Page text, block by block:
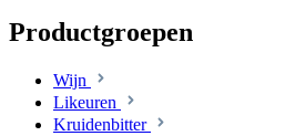
Productgroepen
Wijn
Likeuren
Kruidenbitter